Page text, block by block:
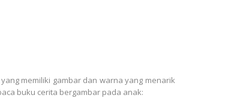
memiliki gambar dan warna yang menarik
buku cerita bergambar pada anak: